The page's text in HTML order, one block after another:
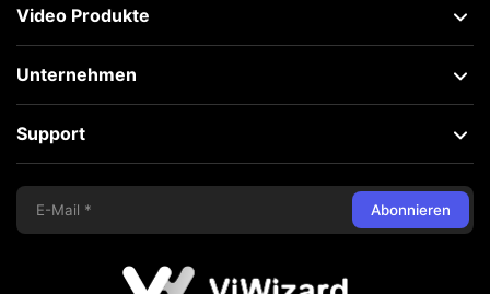
Video Produkte
Unternehmen
Support
Abonnieren